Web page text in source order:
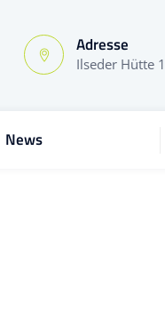
Adresse
Ilseder Hütte
News